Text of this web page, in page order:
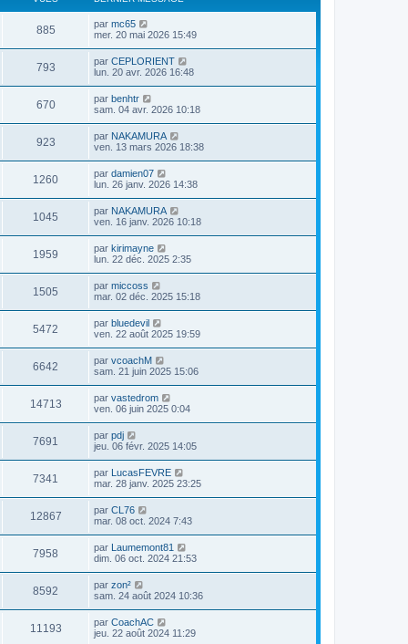
885 par mc65
mer. 20 mai 2026 15:49
793 par CEPLORIENT
lun. 20 avr. 2026 16:48
670 par benhtr
sam. 04 avr. 2026 10:18
923 par NAKAMURA
ven. 13 mars 2026 18:38
1260 par damien07
lun. 26 janv. 2026 14:38
1045 par NAKAMURA
ven. 16 janv. 2026 10:18
1959 par kirimayne
lun. 22 déc. 2025 2:35
1505 par miccoss
mar. 02 déc. 2025 15:18
5472 par bluedevil
ven. 22 août 2025 19:59
6642 par vcoachM
sam. 21 juin 2025 15:06
14713 par vastedrom
ven. 06 juin 2025 0:04
7691 par pdj
jeu. 06 févr. 2025 14:05
7341 par
LucasFEVRE
mar. 28 janv. 2025 23:25
12867 par CL76
mar. 08 oct. 2024 7:43
7958 par
Laumemont81
dim. 06 oct. 2024 21:53
8592 par zon²
sam. 24 août 2024 10:36
11193 par CoachAC
jeu. 22 août 2024 11:29